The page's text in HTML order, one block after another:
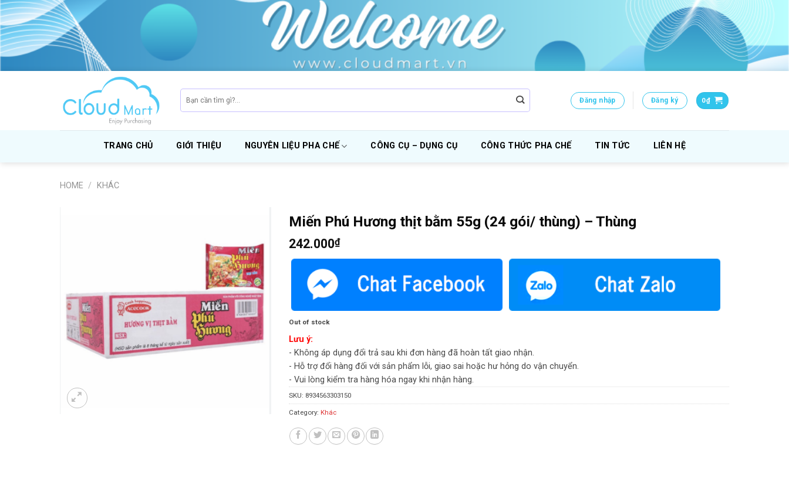
Skip
to
content
for:
Đăng nhập Đăng ký 0₫
TRANG CHỦ GIỚI THIỆU NGUYÊN LIỆU PHA CHẾ CÔNG CỤ – DỤNG CỤ CÔNG THỨC PHA CHẾ TIN TỨC LIÊN HỆ
HOME / KHÁC
Miến Phú Hương thịt bằm 55g (24 gói/ thùng) – Thùng
242.000₫
Out of stock
Lưu ý:
- Không áp dụng đổi trả sau khi đơn hàng đã hoàn tất giao nhận.
- Hỗ trợ đổi hàng đối với sản phẩm lỗi, giao sai hoặc hư hỏng do vận chuyển.
- Vui lòng kiểm tra hàng hóa ngay khi nhận hàng.
SKU: 8934563303150
Category: Khác